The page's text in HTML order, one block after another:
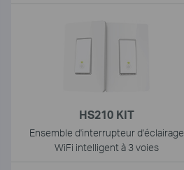
HS210 KIT
Ensemble d'interrupteur d'éclairage
WiFi intelligent à 3 voies